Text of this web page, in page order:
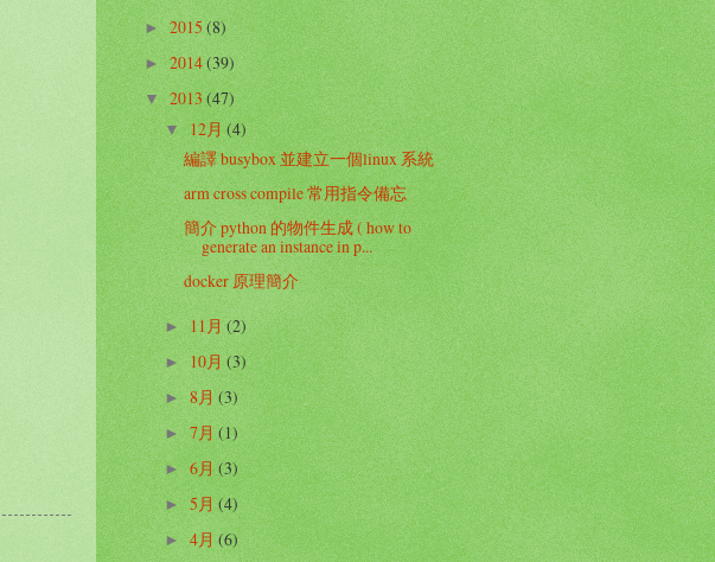
►2015(8)
►2014(39)
▼2013(47)
▼12月(4)
編譯 busybox 並建立一個linux 系統
arm cross compile 常用指令備忘
簡介 python 的物件生成 ( how to
generate an instance in p...
docker 原理簡介
►11月(2)
► 10月(3)
►8月(3)
►7月(1)
►6月(3)
►5月(4)
►4月(6)